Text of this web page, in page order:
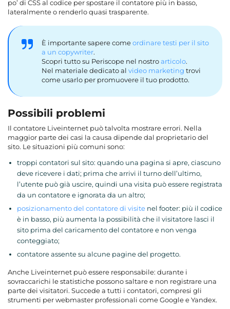
po’ di CSS al codice per spostare il contatore più in basso,
lateralmente o renderlo quasi trasparente.
È importante sapere comeordinare testi per il sito
a un copywriter.
Scopri tutto su Periscope nel nostroarticolo.
Nel materiale dedicato al video marketing trovi
come usarlo per promuovere il tuo prodotto.
Possibili problemi
Il contatore Liveinternet può talvolta mostrare errori. Nella
maggior parte dei casi la causa dipende dal proprietario del
sito. Le situazioni più comuni sono:
troppi contatori sul sito: quando una pagina si apre, ciascuno
deve ricevere i dati; prima che arrivi il turno dell’ultimo,
l’utente può già uscire, quindi una visita può essere registrata
da un contatore e ignorata da un altro;
posizionamento del contatore di visite nel footer: più il codice
è in basso, più aumenta la possibilità che il visitatore lasci il
sito prima del caricamento del contatore e non venga
conteggiato;
contatore assente su alcune pagine del progetto.
Anche Liveinternet può essere responsabile: durante i
sovraccarichi le statistiche possono saltare e non registrare una
parte dei visitatori. Succede a tutti i contatori, compresi gli
strumenti per webmaster professionali come Google e Yandex.